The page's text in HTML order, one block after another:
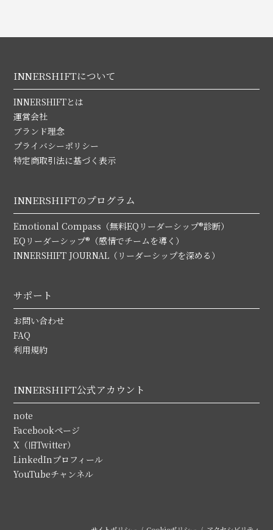
INNERSHIFTについて
INNERSHIFTとは
運営会社
ブランド理念
プライバシーポリシー
特定商取引法に基づく表示
INNERSHIFTのプログラム
Emotional Compass（無料EQリーダーシップ®診断）
EQリーダーシップ®（感情でチームを導く）
INNERSHIFT JOURNAL（リーダーシップを深める）
サポート
お問い合わせ
FAQ
利用規約
INNERSHIFT公式アカウント
note
Facebookページ
X（旧Twitter）
LinkedInプロフィール
YouTubeチャンネル